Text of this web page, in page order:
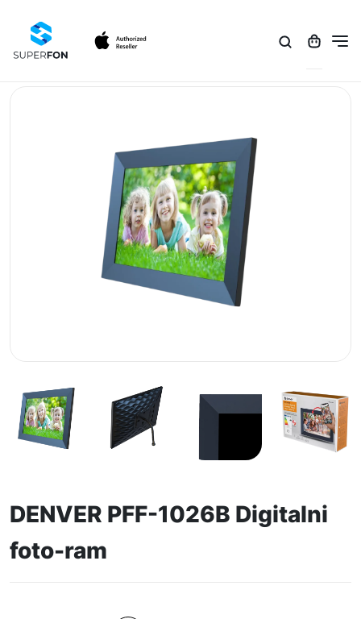
DENVER PFF-1026B Digitalni
foto-ram